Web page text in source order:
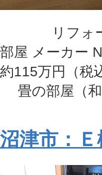
リフォーム
部屋 メーカー
約115万円（税
畳の部屋（
沼津市：